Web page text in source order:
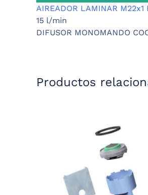
AIREADOR LAMINAR
15 l/min
DIFUSOR MONOMANDO
Productos